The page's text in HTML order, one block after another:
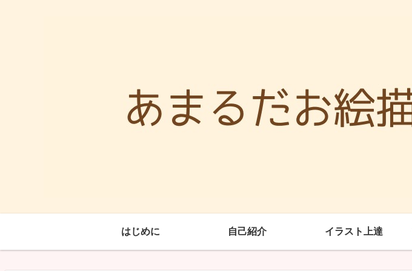
はじめに 自己紹介 イラスト上達